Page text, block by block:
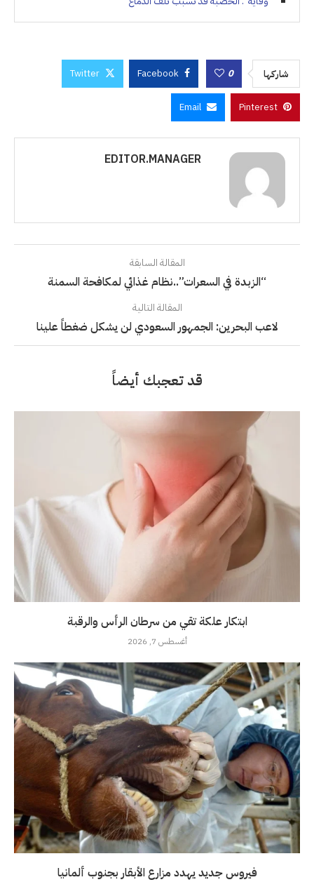
شاركها 0
Facebook
Twitter
Pinterest
Email
EDITOR.MANAGER
المقالة السابقة
“الزبدة في السعرات”..نظام غذائي لمكافحة السمنة
المقالة التالية
لاعب البحرين: الجمهور السعودي لن يشكل ضغطاً علينا
قد تعجبك أيضاً
ابتكار علكة تقي من سرطان الرأس والرقبة
أغسطس 7, 2026
فيروس جديد يهدد مزارع الأبقار بجنوب ألمانيا